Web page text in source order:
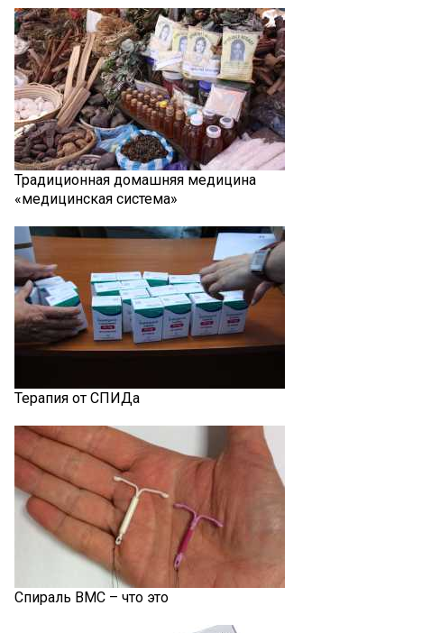
Традиционная домашняя медицина
«медицинская система»
Терапия от СПИДа
Спираль ВМС – что это